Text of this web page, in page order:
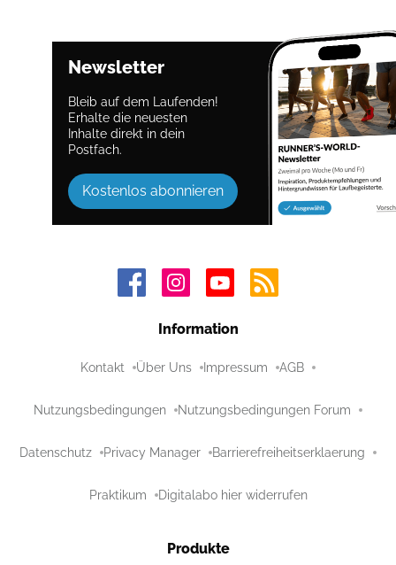
Newsletter
Bleib auf dem Laufenden!
Erhalte die neuesten
Inhalte direkt in dein
Postfach.
Kostenlos abonnieren
Information
Kontakt Über Uns Impressum AGB
Nutzungsbedingungen Nutzungsbedingungen Forum
Datenschutz Privacy Manager Barrierefreiheitserklaerung
Praktikum Digitalabo hier widerrufen
Produkte